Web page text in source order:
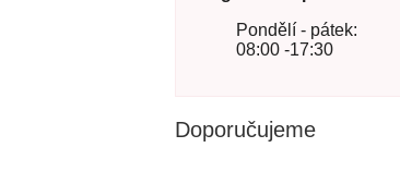
Pondělí - pátek:
08:00 -17:30
Doporučujeme